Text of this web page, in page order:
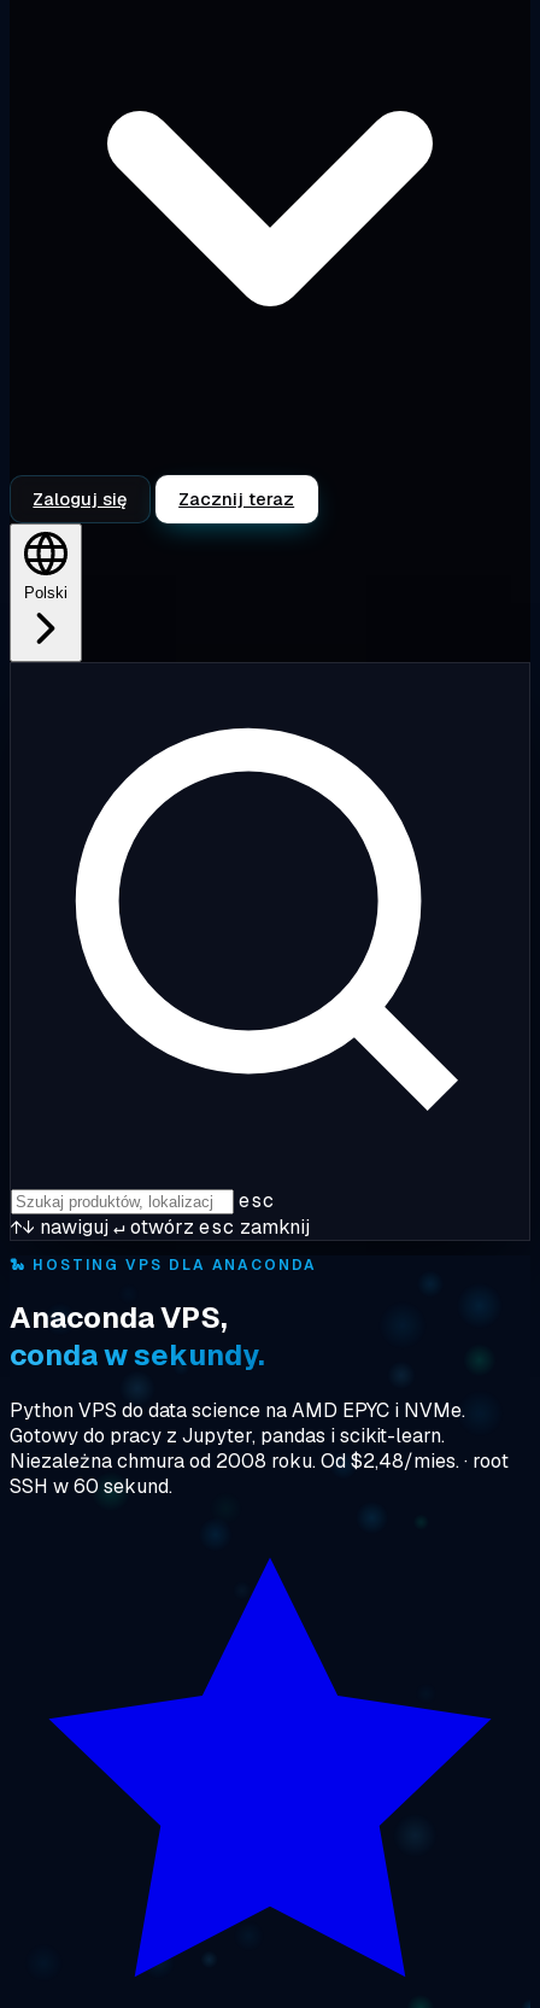
Zaloguj się Zacznij teraz
Polski
esc
↑↓ nawiguj↵otwórz esc zamknij
🐍 HOSTING VPS DLA ANACONDA
Anaconda VPS,
conda w sekundy.
Python VPS do data science na AMD EPYC i NVMe.
Gotowy do pracy z Jupyter, pandas i scikit-learn.
Niezależna chmura od 2008 roku. Od $2,48/mies. · root
SSH w 60 sekund.